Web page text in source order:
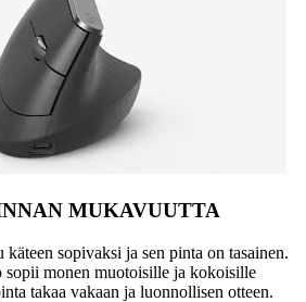
MUKAVUUTTA
sopivaksi ja sen pinta on tasainen.
sopii monen muotoisille ja kokoisille
takaa vakaan ja luonnollisen otteen.